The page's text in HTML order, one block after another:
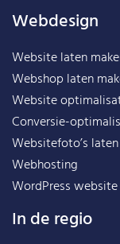
Webdesign
Website laten
Webshop laten
Website
Conversie-
Websitefoto’s
Webhosting
WordPress website
In de regio